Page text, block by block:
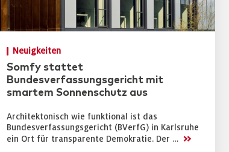
Neuigkeiten
Somfy stattet
Bundesverfassungsgericht mit
smartem Sonnenschutz aus
Architektonisch wie funktional ist das
Bundesverfassungsgericht (BVerfG) in Karlsruhe
ein Ort für transparente Demokratie. Der … >>